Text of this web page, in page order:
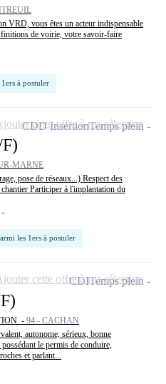
VRD, vous êtes un acteur indispensable
de voirie, votre savoir-faire
à postuler
MARNE
pose de réseaux...) Respect des
Participer à l'implantation du
les 1ers à postuler
CDD InsertionTemps plein
cette offre à ma sélection
- 94 - CACHAN
autonome, sérieux, bonne
le permis de conduire,
et parlant...
CDITemps plein
cette offre à ma sélection